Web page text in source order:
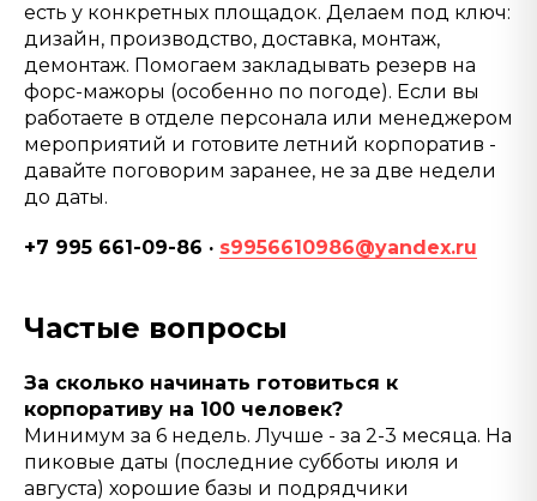
есть у конкретных площадок. Делаем под ключ:
дизайн, производство, доставка, монтаж,
демонтаж. Помогаем закладывать резерв на
форс-мажоры (особенно по погоде). Если вы
работаете в отделе персонала или менеджером
мероприятий и готовите летний корпоратив -
давайте поговорим заранее, не за две недели
до даты.
+7 995 661-09-86 · s9956610986@yandex.ru
Частые вопросы
За сколько начинать готовиться к
корпоративу на 100 человек?
Минимум за 6 недель. Лучше - за 2-3 месяца. На
пиковые даты (последние субботы июля и
августа) хорошие базы и подрядчики